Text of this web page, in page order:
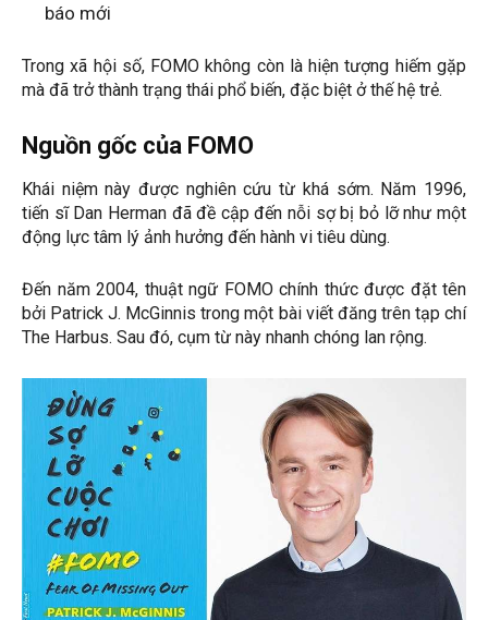
báo mới
Trong xã hội số, FOMO không còn là hiện tượng hiếm gặp
mà đã trở thành trạng thái phổ biến, đặc biệt ở thế hệ trẻ.
Nguồn gốc của FOMO
Khái niệm này được nghiên cứu từ khá sớm. Năm 1996,
tiến sĩ Dan Herman đã đề cập đến nỗi sợ bị bỏ lỡ như một
động lực tâm lý ảnh hưởng đến hành vi tiêu dùng.
Đến năm 2004, thuật ngữ FOMO chính thức được đặt tên
bởi Patrick J. McGinnis trong một bài viết đăng trên tạp chí
The Harbus. Sau đó, cụm từ này nhanh chóng lan rộng.